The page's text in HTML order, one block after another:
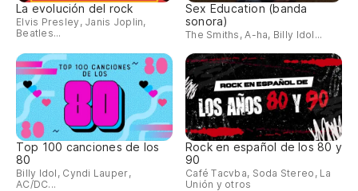
La evolución del rock
Elvis Presley, Janis Joplin,
Beatles...
Sex Education (banda
sonora)
The Smiths, A-ha, Billy Idol...
Top 100 canciones de los
80
Billy Idol, Cyndi Lauper,
AC/DC...
Rock en español de los 80 y
90
Café Tacvba, Soda Stereo, La
Unión y otros